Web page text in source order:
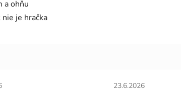
a ohňu
je hračka
obchodu je 5 z 5 hviezdičiek.Hodnotenie
23.6.2026